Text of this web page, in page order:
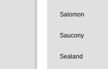
Salomon
Saucony
Sealand